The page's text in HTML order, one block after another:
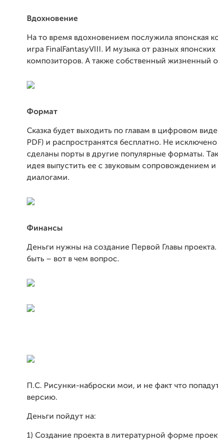
Вдохновение
На то время вдохновением послужила японская
игра FinalFantasyVIII. И музыка от разных
композиторов. А также собственный жизненный
Формат
Сказка будет выходить по главам в цифровом
PDF) и распространятся бесплатно. Не исключено
сделаны порты в другие популярные форматы.
идея выпустить ее с звуковым сопровождением
диалогами.
Финансы
Деньги нужны на создание Первой Главы
быть – вот в чем вопрос.
П.С. Рисунки-наброски мои, и не факт что
версию.
Деньги пойдут на:
1) Создание проекта в литературной форме